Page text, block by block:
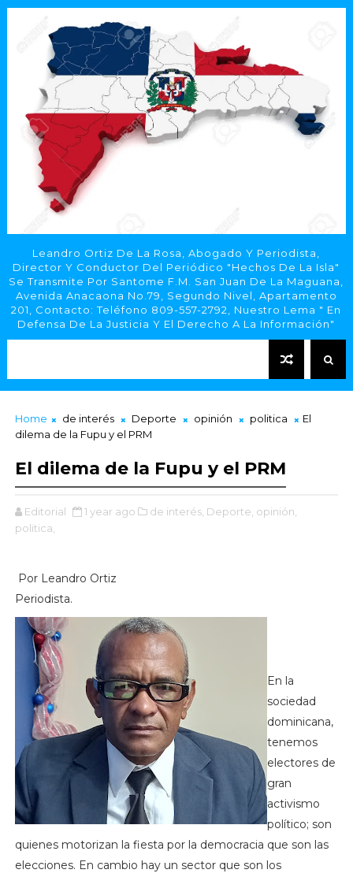
Leandro Ortiz De La Rosa, Abogado Y Periodista,
Director Y Conductor Del Periódico "Hechos De La Isla"
Se Transmite Por Santome F.M. San Juan De La Maguana,
Avenida Anacaona No.79, Segundo Nivel, Apartamento
201, Contacto: Teléfono 809-557-2792, Nuestro Lema " En
Defensa De La Justicia Y El Derecho A La Información"
Home de interés Deporte opinión politica
El
dilema de la Fupu y el PRM
El dilema de la Fupu y el PRM
Editorial 1 year ago de interés, Deporte, opinión,
politica,
Por Leandro Ortiz
Periodista.
En la
sociedad
dominicana,
tenemos
electores de
gran
activismo
político; son
quienes motorizan la fiesta por la democracia que son las
elecciones. En cambio hay un sector que son los